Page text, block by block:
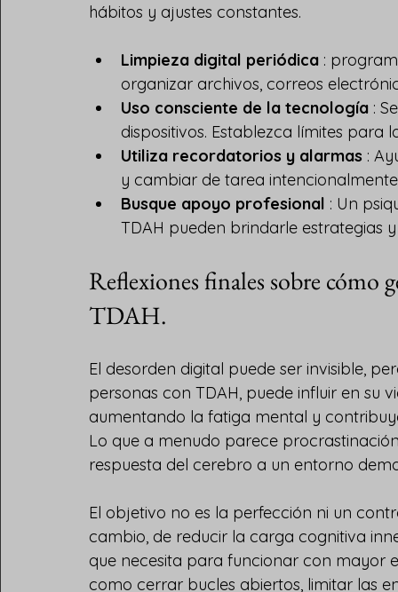
hábitos y ajustes constantes.
Limpieza digital periódica :
organizar archivos, correos
Uso consciente de la tecnología :
dispositivos. Establezca límites para
Utiliza recordatorios y alarmas :
y cambiar de tarea
Busque apoyo profesional : Un
TDAH pueden brindarle estrategias
Reflexiones finales sobre cómo
TDAH.
El desorden digital puede ser invisible,
personas con TDAH, puede influir en su
aumentando la fatiga mental y
Lo que a menudo parece
respuesta del cerebro a un entorno
El objetivo no es la perfección ni un
cambio, de reducir la carga cognitiva
que necesita para funcionar con mayor
como cerrar bucles abiertos, limitar las